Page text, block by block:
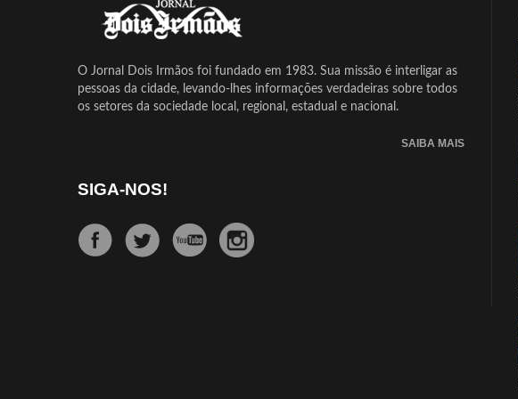
O Jornal Dois Irmãos foi fundado em 1983. Sua missão é interligar as
pessoas da cidade, levando-lhes informações verdadeiras sobre todos
os setores da sociedade local, regional, estadual e nacional.
SAIBA MAIS
SIGA-NOS!